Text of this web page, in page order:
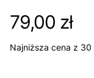
79,00 zł
Najniższa cena z